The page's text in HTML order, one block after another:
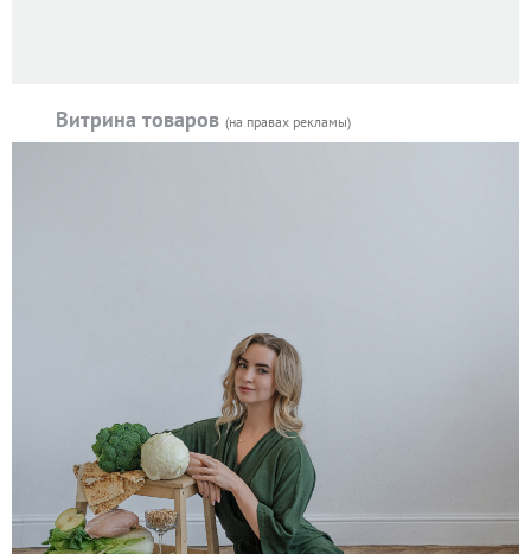
Витрина товаров (на правах рекламы)